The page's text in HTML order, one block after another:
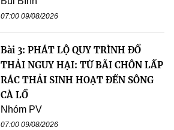
07:00 09/08/2026
Bài 3: PHÁT LỘ QUY TRÌNH ĐỔ
THẢI NGUY HẠI: TỪ BÃI CHÔN LẤP
RÁC THẢI SINH HOẠT ĐẾN SÔNG
CÀ LỒ
Nhóm PV
07:00 09/08/2026